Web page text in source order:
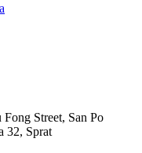
Street, San Po
32, Sprat